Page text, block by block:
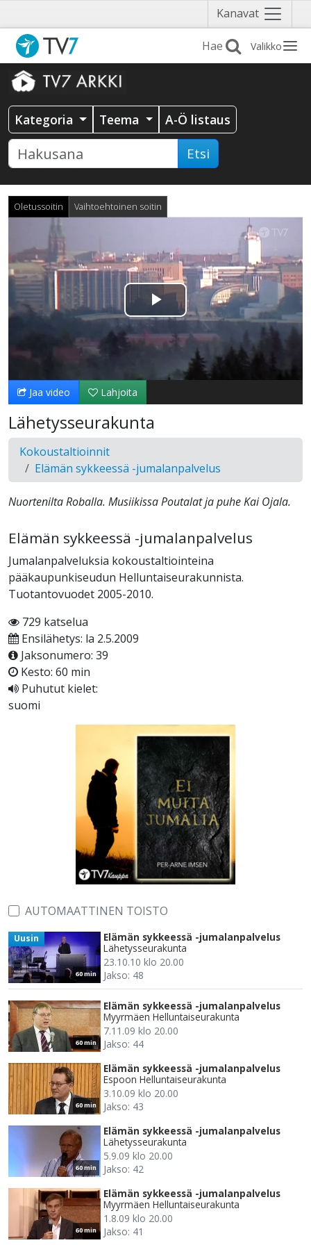
Kanavat Näytä
valikko
Valikko
Kategoria Teema A-Ö listaus
Etsi
Oletussoitin Vaihtoehtoinen soitin
Toista
Video
Jaa video Lahjoita
Lähetysseurakunta
Kokoustaltioinnit
Elämän sykkeessä -jumalanpalvelus
Nuortenilta Roballa. Musiikissa Poutalat ja puhe Kai Ojala.
Elämän sykkeessä -jumalanpalvelus
Jumalanpalveluksia kokoustaltiointeina
pääkaupunkiseudun Helluntaiseurakunnista.
Tuotantovuodet 2005-2010.
729 katselua
Ensilähetys: la 2.5.2009
Jaksonumero: 39
Kesto: 60 min
Puhutut kielet:
suomi
AUTOMAATTINEN TOISTO
60 min
Uusin
Elämän sykkeessä -jumalanpalvelus
Lähetysseurakunta
23.10.10 klo 20.00
Jakso: 48
60 min
Elämän sykkeessä -jumalanpalvelus
Myyrmäen Helluntaiseurakunta
7.11.09 klo 20.00
Jakso: 44
60 min
Elämän sykkeessä -jumalanpalvelus
Espoon Helluntaiseurakunta
3.10.09 klo 20.00
Jakso: 43
60 min
Elämän sykkeessä -jumalanpalvelus
Lähetysseurakunta
5.9.09 klo 20.00
Jakso: 42
60 min
Elämän sykkeessä -jumalanpalvelus
Myyrmäen Helluntaiseurakunta
1.8.09 klo 20.00
Jakso: 41